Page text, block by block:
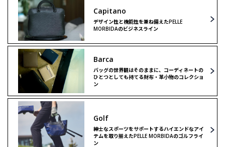
Capitano
デザイン性と機能性を兼ね備えたPELLE
MORBIDAのビジネスライン
Barca
バッグの世界観はそのままに、コーディネートの
ひとつとしても持てる財布・革小物のコレクショ
ン
Golf
紳士なスポーツをサポートするハイエンドなアイ
テムを取り揃えたPELLE MORBIDAのゴルフライ
ン